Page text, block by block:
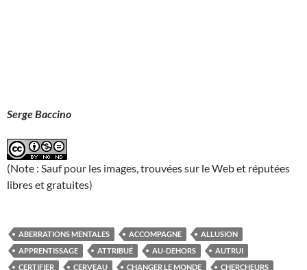
Serge Baccino
(Note : Sauf pour les images, trouvées sur le Web et réputées
libres et gratuites)
ABERRATIONS MENTALES ACCOMPAGNE
ALLUSION
APPRENTISSAGE
ATTRIBUÉ AU-DEHORS
AUTRUI
CERTIFIER
CERVEAU CHANGER LE MONDE
CHERCHEURS